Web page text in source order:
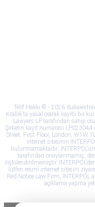
Telif Hakkı © - 2026
Krallık’ta yasal olarak kayıtlı bir
Lawyers LP tarafından sahip
Şirketin kayıt numarası
Street, First Floor, London, W1W
internet sitesinin
bulunmamaktadır;
tarafından onaylanmamış,
ilişkilendirilmemiştir.
lütfen resmî internet sitesini
Red Notice Law Firm, INTERPOL
açıklama yapma